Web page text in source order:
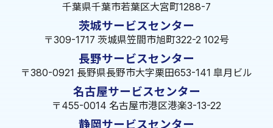
千葉県千葉市若葉区大宮町1288-7
茨城サービスセンター
〒309-1717 茨城県笠間市旭町322-2 102号
長野サービスセンター
〒380-0921 長野県長野市大字栗田653-141 皐月ビル
名古屋サービスセンター
〒455-0014 名古屋市港区港楽3-13-22
静岡サービスセンター